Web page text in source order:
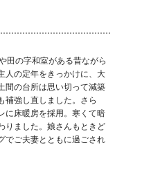
田の字和室がある昔ながら
人の定年をきっかけに、大
間の台所は思い切って減築
補強し直しました。さら
に床暖房を採用。寒くて暗
りました。娘さんもときど
でご夫妻とともに過ごされ